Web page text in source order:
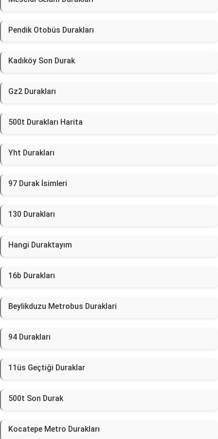
Pendik Otobüs Durakları
Kadıköy Son Durak
Gz2 Durakları
500t Durakları Harita
Yht Durakları
97 Durak İsimleri
130 Durakları
Hangi Duraktayım
16b Durakları
Beylikduzu Metrobus Duraklari
94 Durakları
11üs Geçtiği Duraklar
500t Son Durak
Kocatepe Metro Durakları